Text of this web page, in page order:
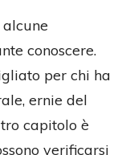
conoscere.
per chi ha
ernie del
capitolo è
verificarsi